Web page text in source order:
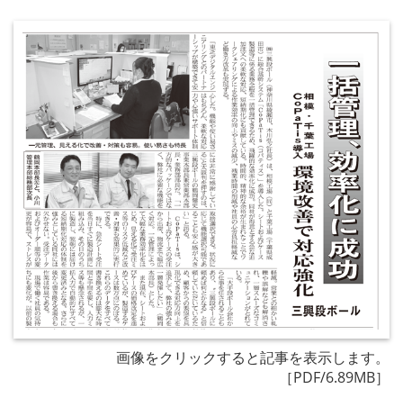
画像をクリックすると記事を表示します。
［PDF/6.89MB］